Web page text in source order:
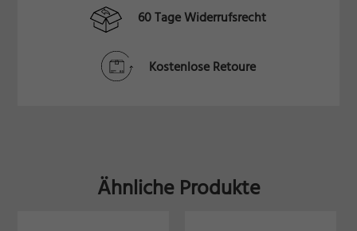
60 Tage Widerrufsrecht
Kostenlose Retoure
Ähnliche Produkte